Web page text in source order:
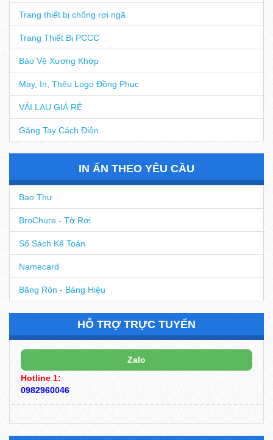
Trang thiết bị chống rơi ngã
Trang Thiết Bị PCCC
Bảo Vệ Xương Khớp
May, In, Thêu Logo Đồng Phục
VẢI LAU GIÁ RẺ
Găng Tay Cách Điện
IN ẤN THEO YÊU CẦU
Bao Thư
BroChure - Tờ Rơi
Sổ Sách Kế Toán
Namecard
Băng Rôn - Bảng Hiệu
HỖ TRỢ TRỰC TUYẾN
Zalo
Hotline 1:
0982960046